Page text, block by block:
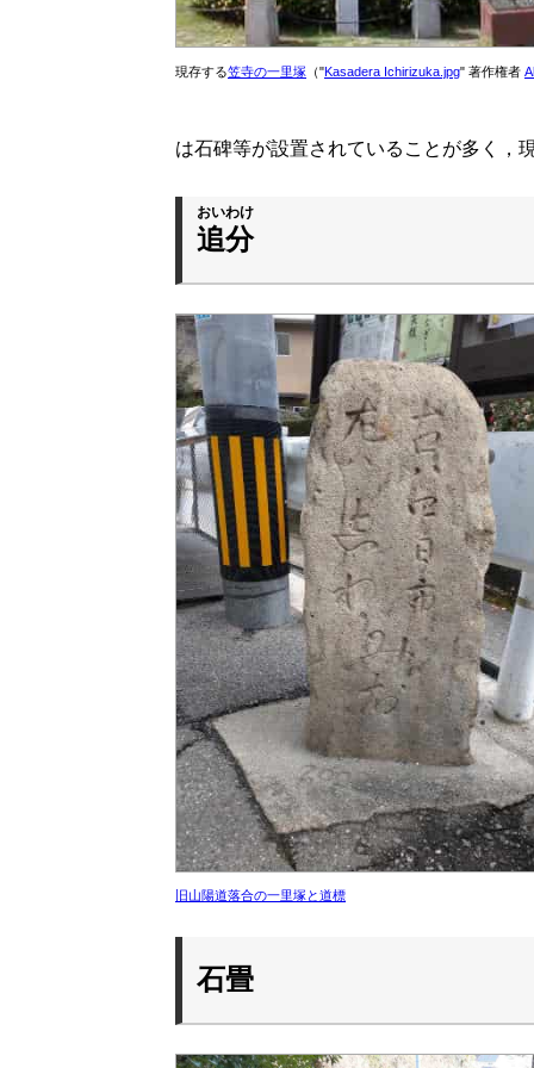
現存する笠寺の一里塚 （"Kasadera Ichirizuka.jpg" 著作権者
は石碑等が設置されていることが多く，
追分
おいわけ
旧山陽道落合の一里塚と道標
石畳